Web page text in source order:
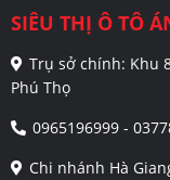
SIÊU THỊ Ô TÔ
Trụ sở chính: Khu
Phú Thọ
0965196999 -
Chi nhánh Hà